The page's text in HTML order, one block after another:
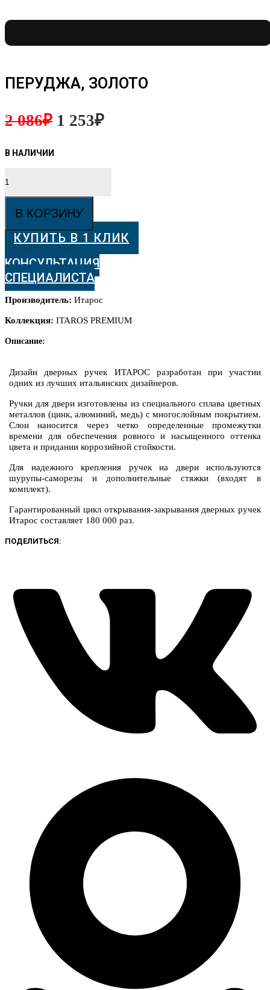
ПЕРУДЖА, ЗОЛОТО
2 086₽ 1 253₽
товара
Перуджа,
В КОРЗИНУ
КУПИТЬ В 1 КЛИК
АРТИКУЛ: 9100
КОНСУЛЬТАЦИЯ
СПЕЦИАЛИСТА
Производитель: Итарос
Коллекция: ITAROS PREMIUM
Описание:
Дизайн дверных ручек ИТАРОС разработан при участии
одних из лучших итальянских дизайнеров.
Ручки для двери изготовлены из специального сплава цветных
металлов (цинк, алюминий, медь) с многослойным покрытием.
Слои наносится через четко определенные промежутки
времени для обеспечения ровного и насыщенного оттенка
цвета и придании коррозийной стойкости.
Для надежного крепления ручек на двери используются
шурупы-саморезы и дополнительные стяжки (входят в
комплект).
Гарантированный цикл открывания-закрывания дверных ручек
Итарос составляет 180 000 раз.
ПОДЕЛИТЬСЯ: